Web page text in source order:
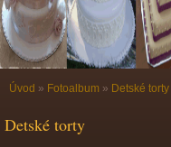
Úvod » Fotoalbum » Detské torty
Detské torty